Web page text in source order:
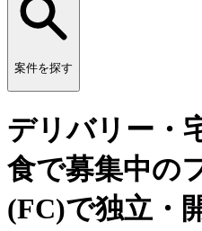
案件を探す
デリバリー・
食で募集中の
(FC)で独立・